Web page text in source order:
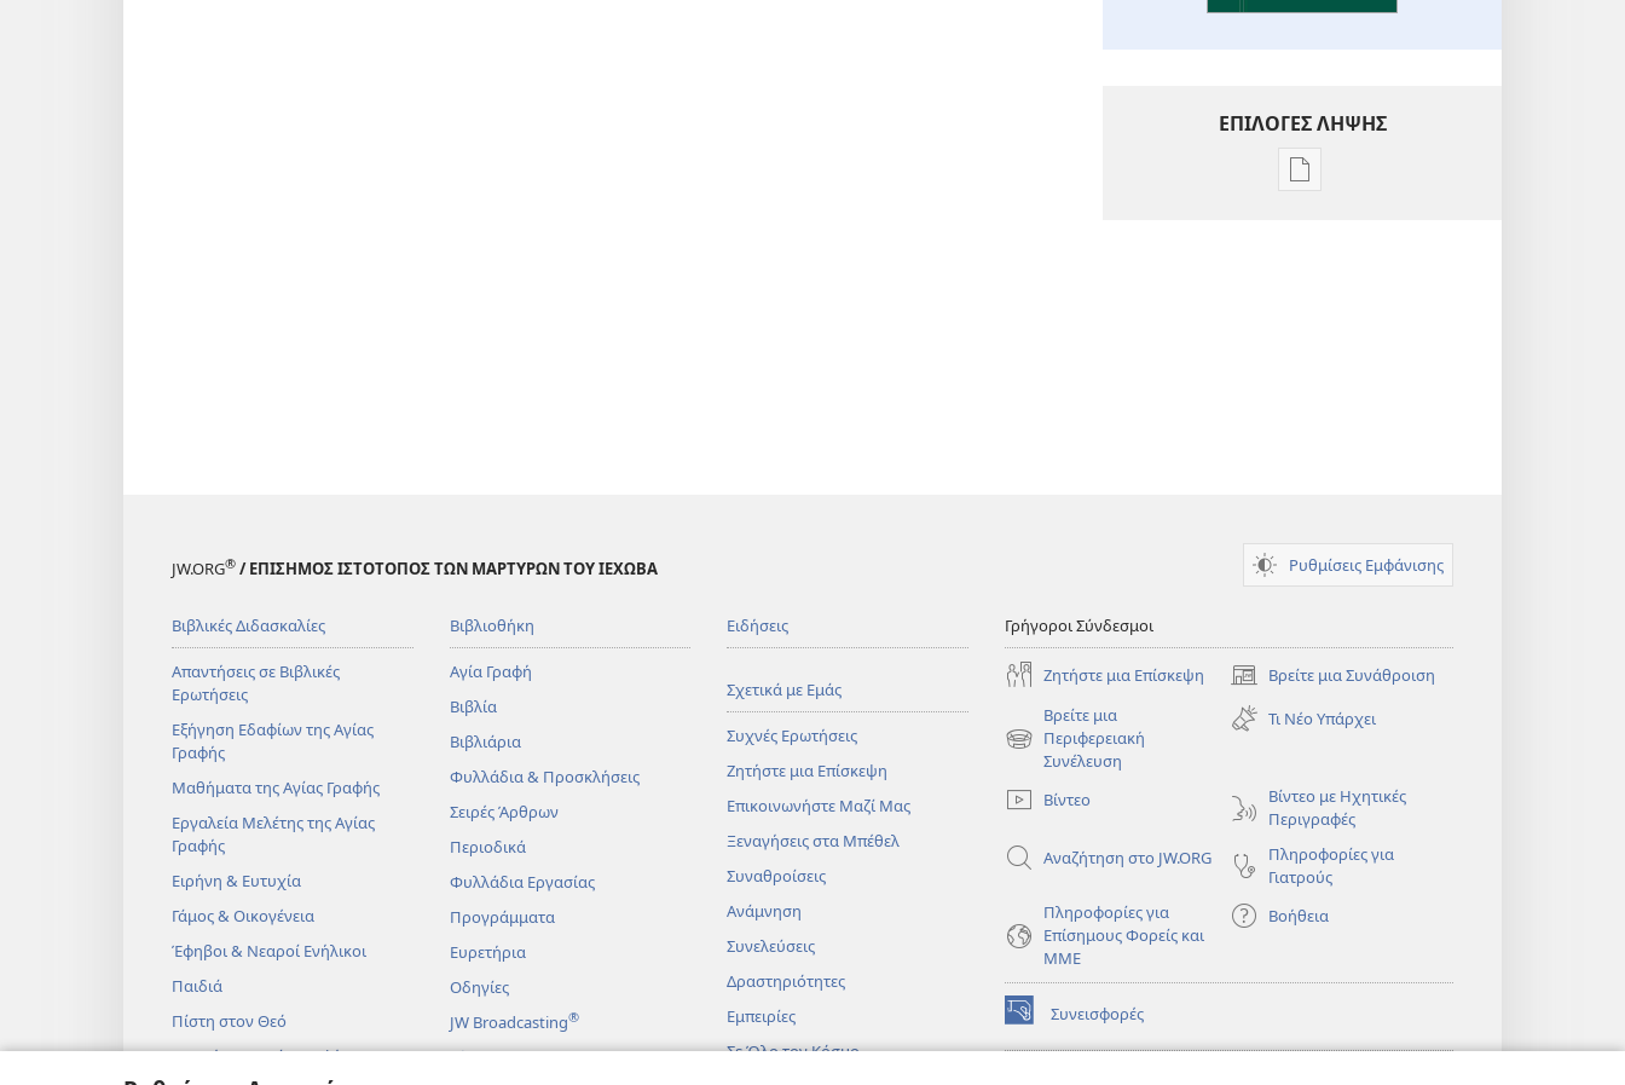
ΕΠΙΛΟΓΕΣ ΛΗΨΗΣ
Επιλογές
JW.ORG® / ΕΠΙΣΗΜΟΣ ΙΣΤΟΤΟΠΟΣ ΤΩΝ ΜΑΡΤΥΡΩΝ ΤΟΥ ΙΕΧΩΒΑ Ρυθμίσεις Εμφάνισης
Βιβλικές Διδασκαλίες
Απαντήσεις σε Βιβλικές
Ερωτήσεις
Εξήγηση Εδαφίων της Αγίας
Γραφής
Μαθήματα της Αγίας Γραφής
Εργαλεία Μελέτης της Αγίας
Γραφής
Ειρήνη & Ευτυχία
Γάμος & Οικογένεια
Έφηβοι & Νεαροί Ενήλικοι
Παιδιά
Πίστη στον Θεό
Επιστήμη & Αγία Γραφή
Βιβλιοθήκη
Αγία Γραφή
Βιβλία
Βιβλιάρια
Φυλλάδια & Προσκλήσεις
Σειρές Άρθρων
Περιοδικά
Φυλλάδια Εργασίας
Προγράμματα
Ευρετήρια
Οδηγίες
JW Broadcasting®
Βίντεο
Ειδήσεις
Σχετικά με Εμάς
Συχνές Ερωτήσεις
Ζητήστε μια Επίσκεψη
Επικοινωνήστε Μαζί Μας
Ξεναγήσεις στα Μπέθελ
Συναθροίσεις
Ανάμνηση
Συνελεύσεις
Δραστηριότητες
Εμπειρίες
Σε Όλο τον Κόσμο
Γρήγοροι Σύνδεσμοι
Ζητήστε μια Επίσκεψη Βρείτε μια Συνάθροιση
(ανοίγει
νέο
παράθυρο)
Βρείτε μια
Περιφερειακή
Συνέλευση
(ανοίγει
παράθυρο)
Τι Νέο Υπάρχει
Βίντεο
Βίντεο με Ηχητικές
Περιγραφές
Αναζήτηση στο JW.ORG
Πληροφορίες για
Γιατρούς
Πληροφορίες για
Επίσημους Φορείς και
ΜΜΕ
Βοήθεια
Συνεισφορές
(ανοίγει
νέο